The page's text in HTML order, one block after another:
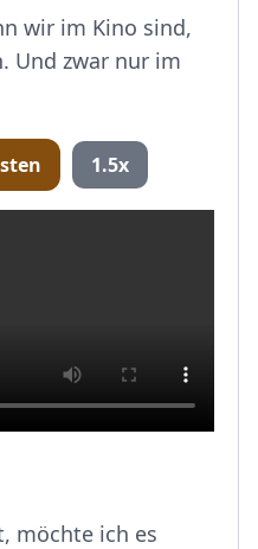
wir im Kino sind,
Und zwar nur im
1.5x
möchte ich es